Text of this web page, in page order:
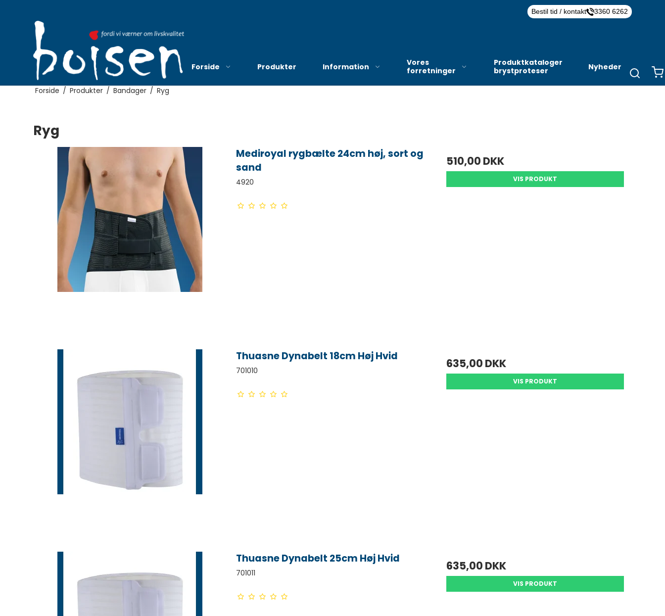
Bestil tid / kontakt 3360 6262
Forside Produkter Information
hjælp til anskaffelse af
hjælpemidler og
Vores
forretninger
Produktkataloger
brystproteser
Nyheder
Forside / Produkter / Bandager / Ryg
Ryg
Mediroyal rygbælte 24cm høj, sort og
sand
4920
510,00 DKK
VIS PRODUKT
Thuasne Dynabelt 18cm Høj Hvid
701010 635,00 DKK
VIS PRODUKT
Thuasne Dynabelt 25cm Høj Hvid
701011 635,00 DKK
VIS PRODUKT